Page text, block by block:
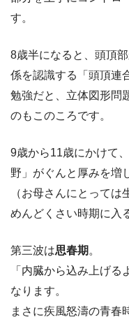
す。
8歳半になると、頭頂
係を認識する「頭頂連
勉強だと、立体図形問
のもこのころです。
9歳から11歳にかけて
野」がぐんと厚みを増
（お母さんにとって
めんどくさい時期に入
第三波は思春期 。
「内臓から込み上げ
なります。
まさに疾風怒濤の青春